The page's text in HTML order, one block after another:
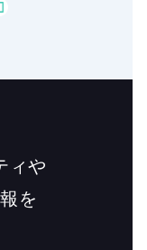
ィや
を